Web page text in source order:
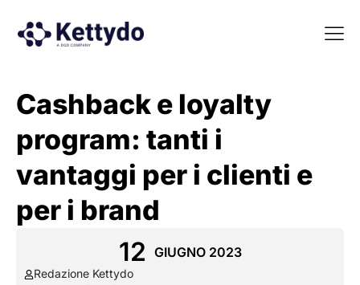
Cashback e loyalty
program: tanti i
vantaggi per i clienti e
per i brand
12 GIUGNO 2023
Redazione Kettydo